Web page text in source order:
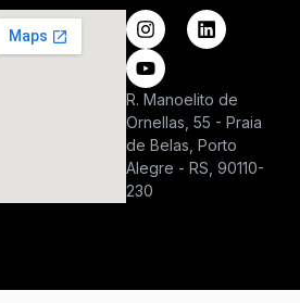
R. Manoelito de
Ornellas, 55 - Praia
de Belas, Porto
Alegre - RS, 90110-
230